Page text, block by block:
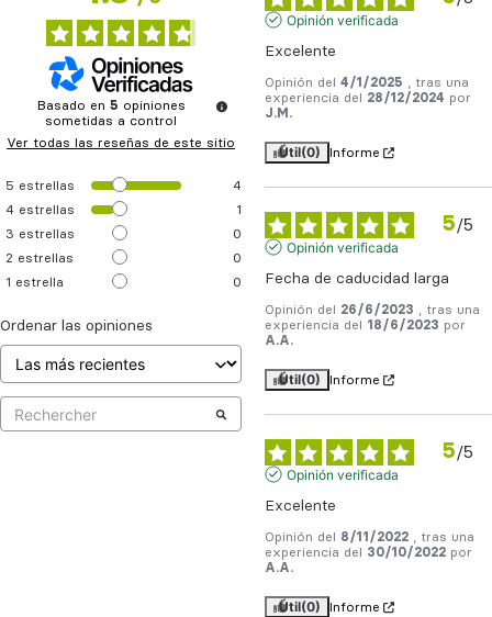
Basado en 5 opiniones
sometidas a control
Ver todas las reseñas de este sitio
5 estrellas
4
4 estrellas
1
3 estrellas
0
2 estrellas
0
1 estrella 0
Ordenar las opiniones
Opinión verificada
Excelente
Opinión del 4/1/2025
, tras una
experiencia del
28/12/2024 por
J.M.
Útil(0) Informe
5/5
Opinión verificada
Fecha de caducidad larga
Opinión del 26/6/2023
, tras una
experiencia del
18/6/2023 por
A.A.
Útil(0) Informe
5/5
Opinión verificada
Excelente
Opinión del 8/11/2022
, tras una
experiencia del
30/10/2022 por
A.A.
Útil(0) Informe